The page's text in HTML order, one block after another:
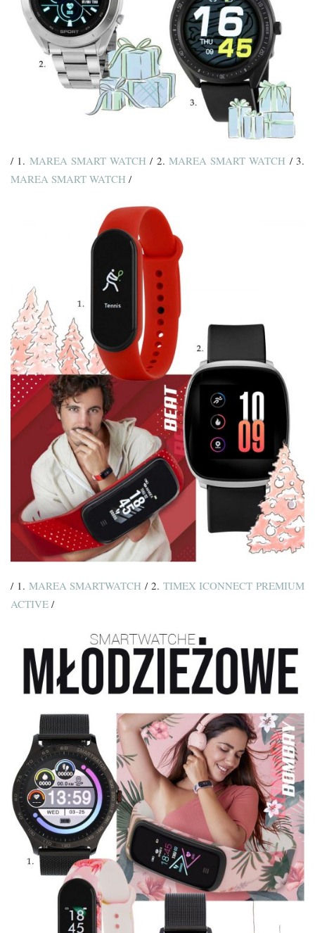
/ 1. MAREA SMART WATCH / 2. MAREA SMART WATCH / 3.
MAREA SMART WATCH /
/ 1. MAREA SMARTWATCH / 2. TIMEX ICONNECT PREMIUM
ACTIVE /